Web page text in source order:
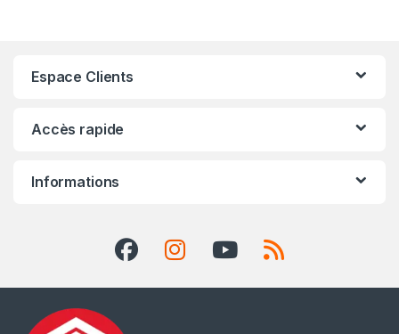
Espace Clients
Accès rapide
Informations